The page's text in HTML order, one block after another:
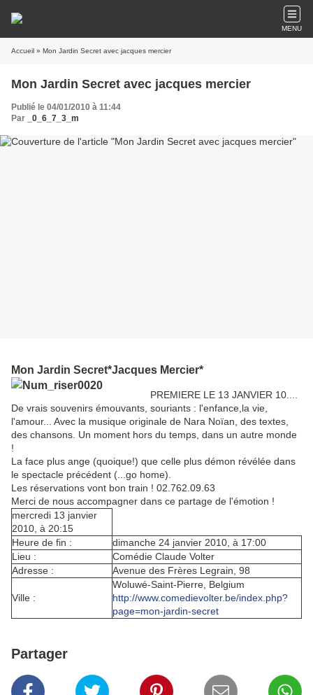
MENU
Accueil » Mon Jardin Secret avec jacques mercier
Mon Jardin Secret avec jacques mercier
Publié le 04/01/2010 à 11:44
Par
_0_6_7_3_m
Mon Jardin Secret*Jacques Mercier*
PREMIERE LE 13 JANVIER 10....
De vrais souvenirs émouvants, souriants : l'enfance,la vie,
l'amour... Avec la musique originale de Nara Noïan, des textes,
des chansons. Un moment hors du temps, dans un autre monde
!
La face plus ange (quoique!) que celle plus démon révélée dans
le spectacle précédent (...go home).
Les réservations vont bon train ! 02.762.09.63
Merci de nous accompagner dans ce partage de l'émotion !
mercredi 13 janvier
2010, à 20:15
Heure de fin :
dimanche 24 janvier 2010, à 17:00
Lieu :
Comédie Claude Volter
Adresse :
Avenue des Frères Legrain, 98
Ville :
Woluwé-Saint-Pierre, Belgium
http://www.comedievolter.be/index.php?
page=mon-jardin-secret
Partager